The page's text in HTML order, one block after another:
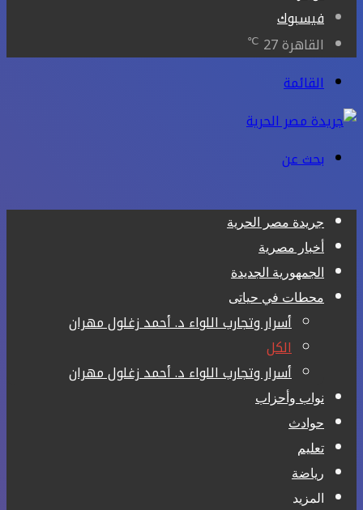
فيسبوك
القاهرة27
℃
القائمة
بحث عن
جريدة مصر الحرية
أخبار مصرية
الجمهورية الجديدة
محطات في حياتى
أسرار وتجارب اللواء د. أحمد زغلول مهران
الكل
أسرار وتجارب اللواء د. أحمد زغلول مهران
نواب وأحزاب
حوادث
تعليم
رياضة
المزيد